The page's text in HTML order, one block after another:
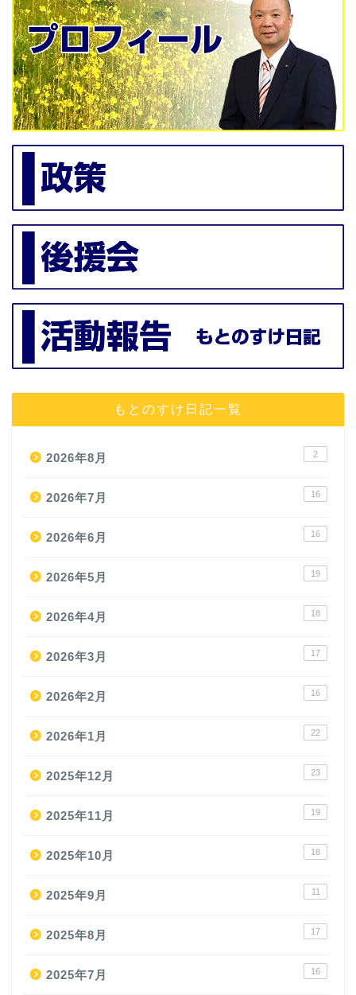
もとのすけ日記一覧
2026年8月 2
2026年7月 16
2026年6月 16
2026年5月 19
2026年4月 18
2026年3月 17
2026年2月 16
2026年1月 22
2025年12月 23
2025年11月 19
2025年10月 18
2025年9月 11
2025年8月 17
2025年7月 16